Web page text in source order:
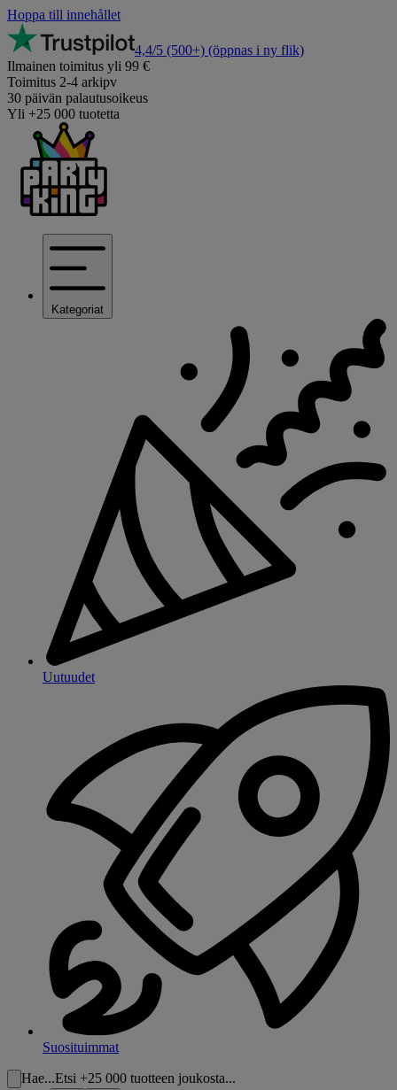
Hoppa till innehållet
4,4/5 (500+) (öppnas i ny flik)
Ilmainen toimitus yli 99 €
Toimitus 2-4 arkipv
30 päivän palautusoikeus
Yli +25 000 tuotetta
Kategoriat
Uutuudet
Suosituimmat
Hae...Etsi +25 000 tuotteen joukosta...